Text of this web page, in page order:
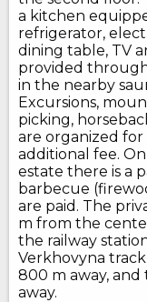
a kitchen
refrigerator,
dining table, TV
provided
in the nearby
Excursions,
picking,
are organized
additional fee.
estate there is a
barbecue
are paid. The
m from the
the railway
Verkhovyna
800 m away, and
away.